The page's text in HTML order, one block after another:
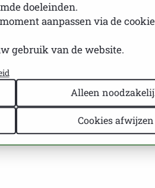
symptomen van
sneller de juiste
ontvangen.
de NVSP. Zonder hun inzet
doeleinden.
aanpassen via de
gebruik van de website.
Alleen
Cookies afwijzen